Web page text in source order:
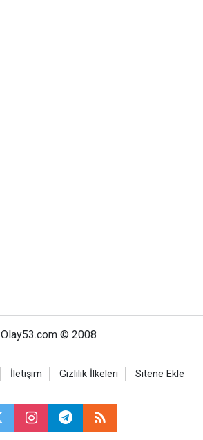
Olay53.com © 2008
İletişim Gizlilik İlkeleri Sitene Ekle